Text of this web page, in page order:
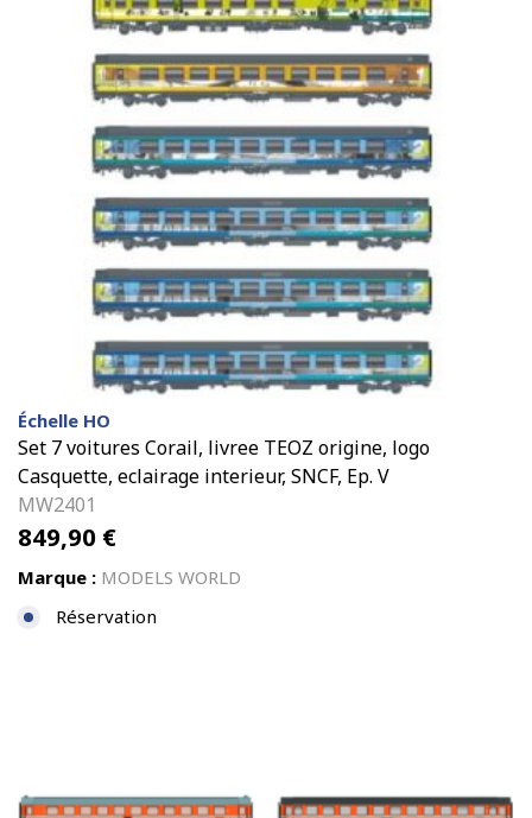
Échelle HO
Set 7 voitures Corail, livree TEOZ origine, logo
Casquette, eclairage interieur, SNCF, Ep. V
MW2401
849,90 €
Marque : MODELS WORLD
Réservation